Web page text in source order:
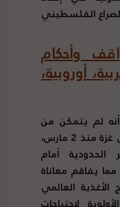
الفلسطيني
وأحكام
أوروبية،
أنه لم يتمكن من
إدخال أي مساعدات غذائية إلى غزة منذ 2 مارس،
الحدودية أمام
مما يفاقم معاناة
الأغذية العالمي